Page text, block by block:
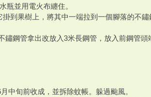
瓶並用電火布纏住。
到果樹上，將其中一端拉到一個腳落的不
鏽鋼管拿出改放入3米長鋼管，放入前鋼管
中旬前收成，並拆除蚊帳。躲過颱風。